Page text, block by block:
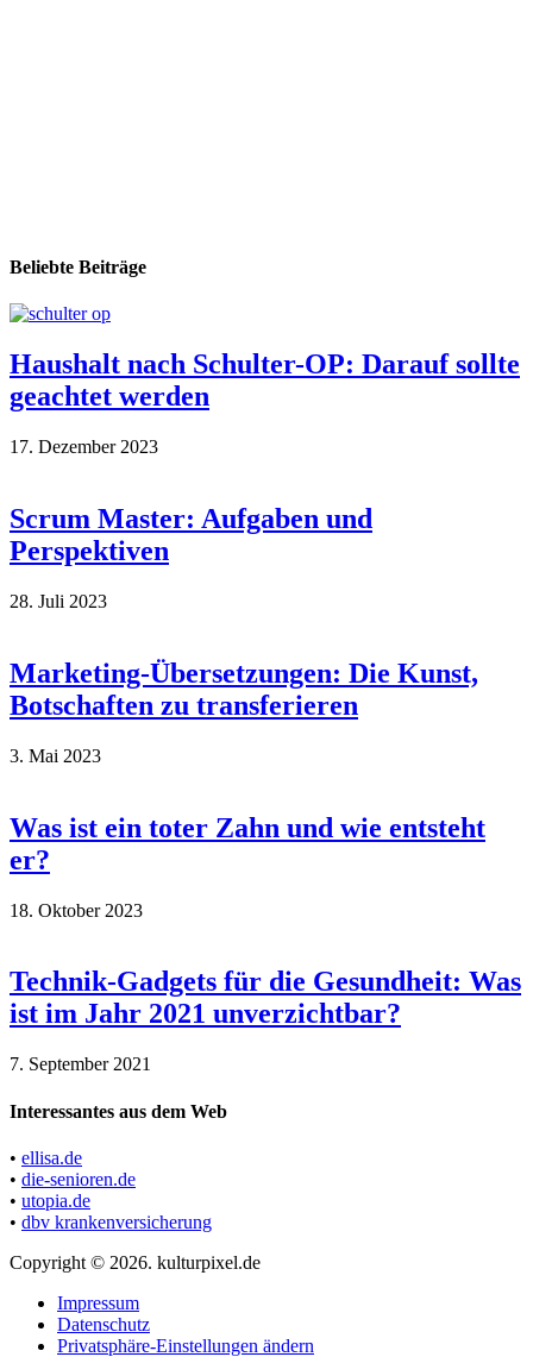
Beliebte Beiträge
Haushalt nach Schulter-OP: Darauf sollte
geachtet werden
17. Dezember 2023
Scrum Master: Aufgaben und
Perspektiven
28. Juli 2023
Marketing-Übersetzungen: Die Kunst,
Botschaften zu transferieren
3. Mai 2023
Was ist ein toter Zahn und wie entsteht
er?
18. Oktober 2023
Technik-Gadgets für die Gesundheit: Was
ist im Jahr 2021 unverzichtbar?
7. September 2021
Interessantes aus dem Web
• ellisa.de
• die-senioren.de
• utopia.de
• dbv krankenversicherung
Copyright © 2026. kulturpixel.de
Impressum
Datenschutz
Privatsphäre-Einstellungen ändern